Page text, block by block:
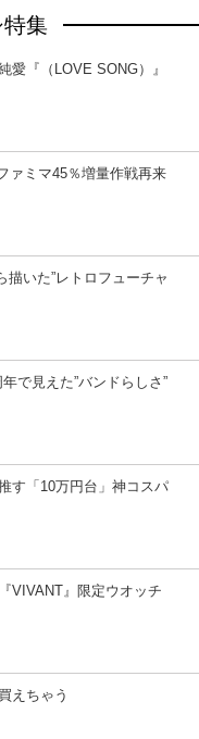
集
愛『（LOVE SONG）』
ァミマ45％増量作戦再来
いた”レトロフューチャ
で見えた”バンドらしさ”
す「10万円台」神コスパ
VIVANT』限定ウオッチ
えちゃう